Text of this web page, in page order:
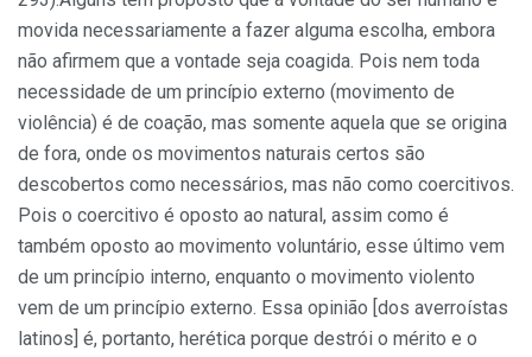
movida necessariamente a fazer alguma escolha, embora
não afirmem que a vontade seja coagida. Pois nem toda
necessidade de um princípio ex­terno (movimento de
violência) é de coação, mas somente aquela que se origina
de fora, onde os movimentos naturais certos são
descober­tos como necessários, mas não como coercitivos.
Pois o coercitivo é oposto ao natural, assim como é
também oposto ao movimento voluntário, esse último vem
de um princípio interno, enquanto o movi­mento violento
vem de um princípio externo. Essa opinião [dos averroístas
latinos] é, portanto, herética porque destrói o mérito e o